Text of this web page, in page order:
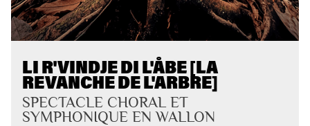
LI R'VINDJE DI L'ÅBE [LA
REVANCHE DE L'ARBRE]
SPECTACLE CHORAL ET
SYMPHONIQUE EN WALLON